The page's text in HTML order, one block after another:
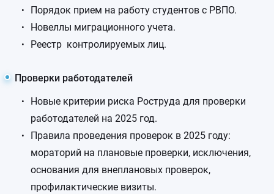
Порядок прием на работу студентов с РВПО.
Новеллы миграционного учета.
Реестр контролируемых лиц.
Проверки работодателей
Новые критерии риска Роструда для проверки
работодателей на 2025 год.
Правила проведения проверок в 2025 году:
мораторий на плановые проверки, исключения,
основания для внеплановых проверок,
профилактические визиты.